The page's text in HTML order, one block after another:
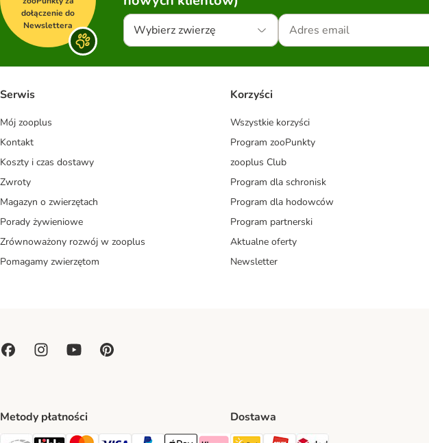
dołączenie do
Newslettera
Wybierz zwierzę
Serwis
Mój zooplus
Kontakt
Koszty i czas dostawy
Zwroty
Magazyn o zwierzętach
Porady żywieniowe
Zrównoważony rozwój w zooplus
Pomagamy zwierzętom
Korzyści
Wszystkie korzyści
Program zooPunkty
zooplus Club
Program dla schronisk
Program dla hodowców
Program partnerski
Aktualne oferty
Newsletter
Metody płatności Dostawa
Paczkomat® Shipping Method
ORLEN Paczka Shipping Method